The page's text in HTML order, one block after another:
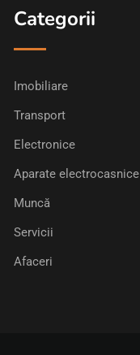
Categorii
Imobiliare
Transport
Electronice
Aparate electrocasnice
Muncă
Servicii
Afaceri